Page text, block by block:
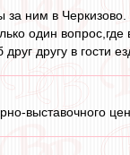
ним в
один
другу в гости
выставочного